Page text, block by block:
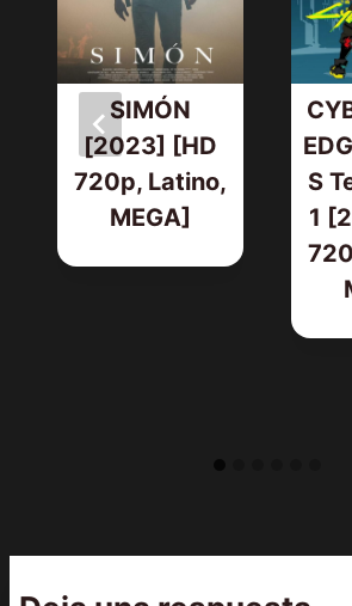
SIMÓN
[2023] [HD
720p, Latino,
MEGA]
S
1